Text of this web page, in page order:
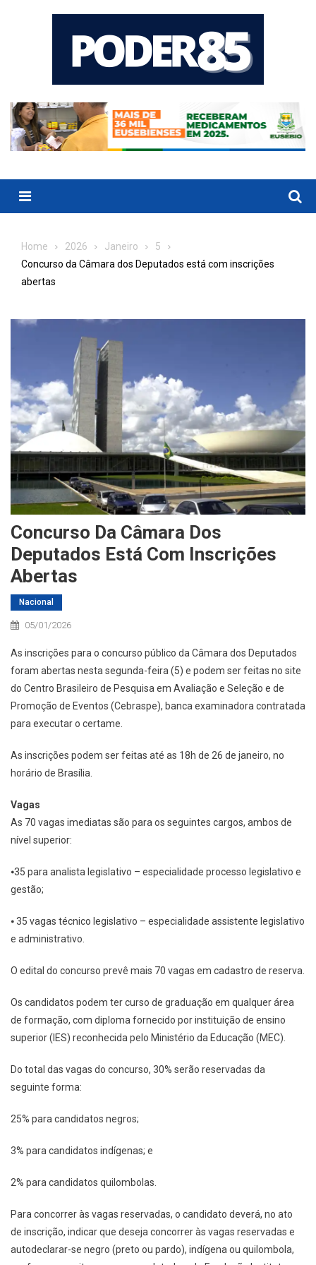
Menu
Home 2026 Janeiro
5
Concurso da Câmara dos Deputados está com inscrições
abertas
Concurso Da Câmara Dos
Deputados Está Com Inscrições
Abertas
Nacional
05/01/2026
As inscrições para o concurso público da Câmara dos Deputados
foram abertas nesta segunda-feira (5) e podem ser feitas no site
do Centro Brasileiro de Pesquisa em Avaliação e Seleção e de
Promoção de Eventos (Cebraspe), banca examinadora contratada
para executar o certame.
As inscrições podem ser feitas até as 18h de 26 de janeiro, no
horário de Brasília.
Vagas
As 70 vagas imediatas são para os seguintes cargos, ambos de
nível superior:
⦁35 para analista legislativo – especialidade processo legislativo e
gestão;
⦁ 35 vagas técnico legislativo – especialidade assistente legislativo
e administrativo.
O edital do concurso prevê mais 70 vagas em cadastro de reserva.
Os candidatos podem ter curso de graduação em qualquer área
de formação, com diploma fornecido por instituição de ensino
superior (IES) reconhecida pelo Ministério da Educação (MEC).
Do total das vagas do concurso, 30% serão reservadas da
seguinte forma:
25% para candidatos negros;
3% para candidatos indígenas; e
2% para candidatos quilombolas.
Para concorrer às vagas reservadas, o candidato deverá, no ato
de inscrição, indicar que deseja concorrer às vagas reservadas e
autodeclarar-se negro (preto ou pardo), indígena ou quilombola,